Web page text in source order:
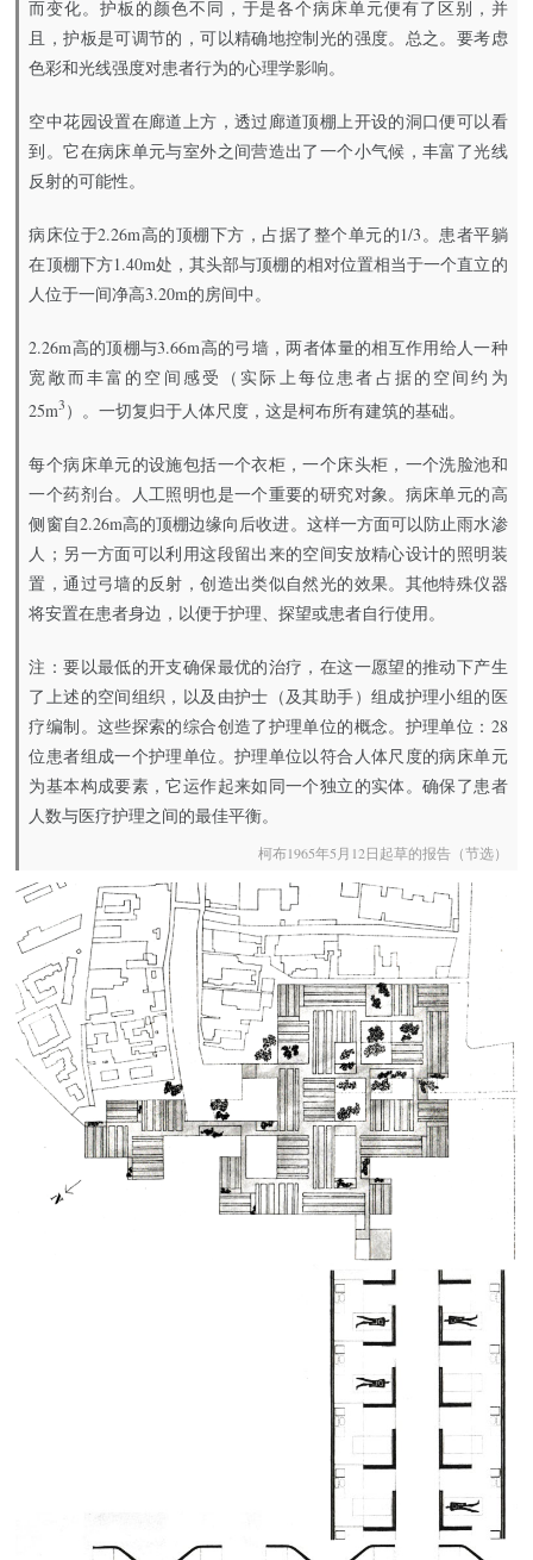
而变化。护板的颜色不同，于是各个病床单元便有了区别，并
且，护板是可调节的，可以精确地控制光的强度。总之。要考虑
色彩和光线强度对患者行为的心理学影响。
空中花园设置在廊道上方，透过廊道顶棚上开设的洞口便可以看
到。它在病床单元与室外之间营造出了一个小气候，丰富了光线
反射的可能性。
病床位于2.26m高的顶棚下方，占据了整个单元的1/3。患者平躺
在顶棚下方1.40m处，其头部与顶棚的相对位置相当于一个直立的
人位于一间净高3.20m的房间中。
2.26m高的顶棚与3.66m高的弓墙，两者体量的相互作用给人一种
宽敞而丰富的空间感受（实际上每位患者占据的空间约为
25m3 ）。一切复归于人体尺度，这是柯布所有建筑的基础。
每个病床单元的设施包括一个衣柜，一个床头柜，一个洗脸池和
一个药剂台。人工照明也是一个重要的研究对象。病床单元的高
侧窗自2.26m高的顶棚边缘向后收进。这样一方面可以防止雨水渗
人；另一方面可以利用这段留出来的空间安放精心设计的照明装
置，通过弓墙的反射，创造出类似自然光的效果。其他特殊仪器
将安置在患者身边，以便于护理、探望或患者自行使用。
注：要以最低的开支确保最优的治疗，在这一愿望的推动下产生
了上述的空间组织，以及由护士（及其助手）组成护理小组的医
疗编制。这些探索的综合创造了护理单位的概念。护理单位：28
位患者组成一个护理单位。护理单位以符合人体尺度的病床单元
为基本构成要素，它运作起来如同一个独立的实体。确保了患者
人数与医疗护理之间的最佳平衡。
柯布1965年5月12日起草的报告（节选）